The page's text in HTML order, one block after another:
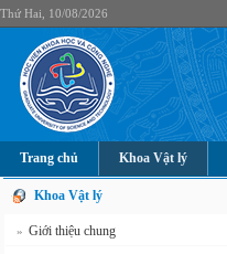
Thứ Hai, 10/08/2026
Trang chủ Khoa Vật lý
Khoa Vật lý
» Giới thiệu chung